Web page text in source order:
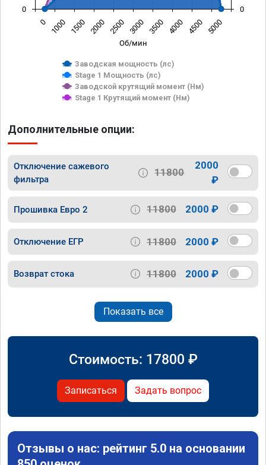
Об/мин
Заводская мощность (лс)
Stage 1 Мощность (лс)
Заводской крутящий момент (Нм)
Stage 1 Крутящий момент (Нм)
0 1000 1500 2000 2500 3000 3500 4000 4500 5000
0 0
Дополнительные опции:
Отключение сажевого
фильтра
11800
2000
₽
Прошивка Евро 2 11800 2000 ₽
Отключение ЕГР 11800 2000 ₽
Возврат стока 11800 2000 ₽
Показать все
Стоимость: 17800 ₽
Записаться Задать вопрос
Отзывы о нас: рейтинг 5.0 на основании